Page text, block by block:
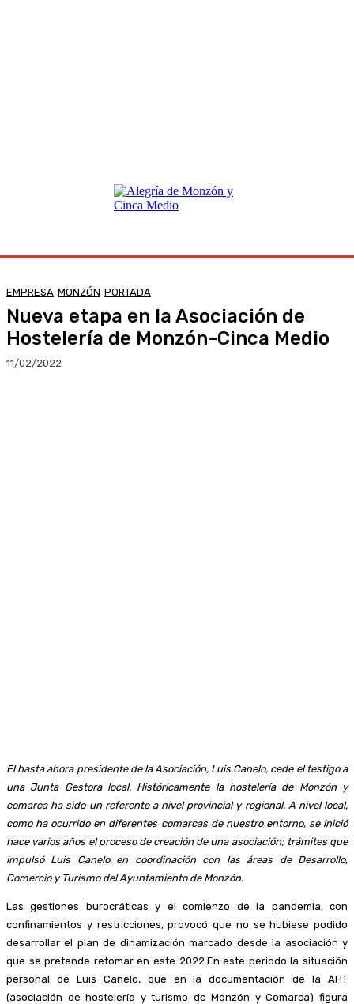
EMPRESA MONZÓN PORTADA
Nueva etapa en la Asociación de
Hostelería de Monzón-Cinca Medio
11/02/2022
El hasta ahora presidente de la Asociación, Luis Canelo, cede el testigo a
una Junta Gestora local. Históricamente la hostelería de Monzón y
comarca ha sido un referente a nivel provincial y regional. A nivel local,
como ha ocurrido en diferentes comarcas de nuestro entorno, se inició
hace varios años el proceso de creación de una asociación; trámites que
impulsó Luis Canelo en coordinación con las áreas de Desarrollo,
Comercio y Turismo del Ayuntamiento de Monzón.
Las gestiones burocráticas y el comienzo de la pandemia, con
confinamientos y restricciones, provocó que no se hubiese podido
desarrollar el plan de dinamización marcado desde la asociación y
que se pretende retomar en este 2022.En este periodo la situación
personal de Luis Canelo, que en la documentación de la AHT
(asociación de hostelería y turismo de Monzón y Comarca) figura